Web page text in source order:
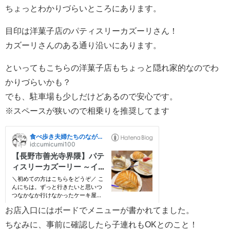
ちょっとわかりづらいところにあります。
目印は洋菓子店のパティスリーカズーリさん！
カズーリさんのある通り沿いにあります。
といってもこちらの洋菓子店もちょっと隠れ家的なのでわ
かりづらいかも？
でも、駐車場も少しだけどあるので安心です。
※スペースが狭いので相乗りを推奨してます
お店入口にはボードでメニューが書かれてました。
ちなみに、事前に確認したら子連れもOKとのこと！